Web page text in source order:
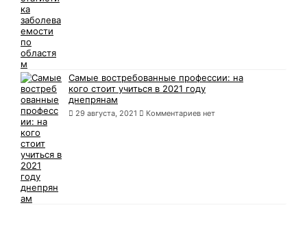
Самые востребованные профессии: на
кого стоит учиться в 2021 году
днепрянам
29 августа, 2021 Комментариев нет